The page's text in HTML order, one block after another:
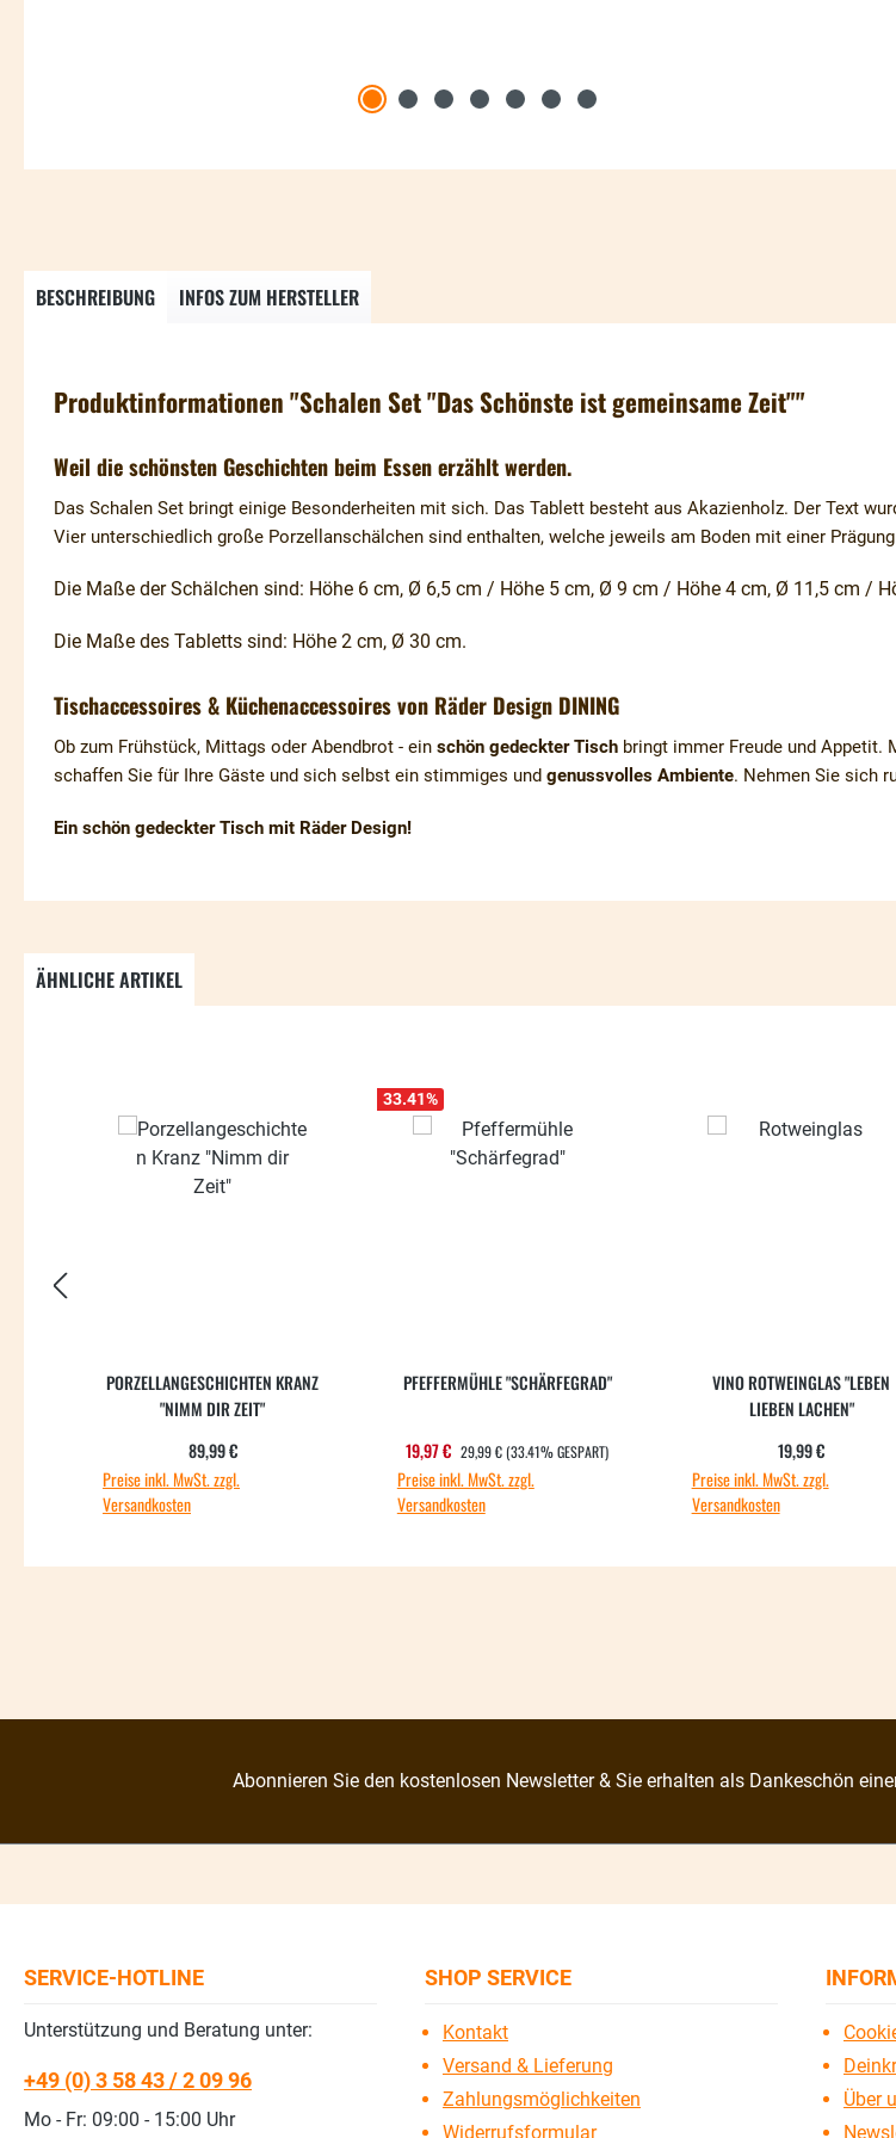
BESCHREIBUNG INFOS ZUM HERSTELLER
Produktinformationen "Schalen Set "Das Schönste ist gemeinsame Zeit""
Weil die schönsten Geschichten beim Essen erzählt werden.
Das Schalen Set bringt einige Besonderheiten mit sich. Das Tablett besteht aus Akazienholz. Der Text
Vier unterschiedlich große Porzellanschälchen sind enthalten, welche jeweils am Boden mit einer
Die Maße der Schälchen sind: Höhe 6 cm, Ø 6,5 cm / Höhe 5 cm, Ø 9 cm / Höhe 4 cm, Ø 11,5 cm /
Die Maße des Tabletts sind: Höhe 2 cm, Ø 30 cm.
Tischaccessoires & Küchenaccessoires von Räder Design DINING
Ob zum Frühstück, Mittags oder Abendbrot - ein schön gedeckter Tisch bringt immer Freude und Appetit.
schaffen Sie für Ihre Gäste und sich selbst ein stimmiges und genussvolles Ambiente. Nehmen Sie sich
Ein schön gedeckter Tisch mit Räder Design!
ÄHNLICHE ARTIKEL
PORZELLANGESCHICHTEN KRANZ
"NIMM DIR ZEIT"
Regulärer Preis:
89,99 €
Preise inkl. MwSt. zzgl.
Versandkosten
33.41%
PFEFFERMÜHLE "SCHÄRFEGRAD"
Verkaufspreis:
19,97 € REGULÄRER PREIS:
29,99 €(33.41% GESPART)
Preise inkl. MwSt. zzgl.
Versandkosten
VINO ROTWEINGLAS "LEBEN
LIEBEN LACHEN"
Regulärer
19,99 €
Preise inkl. MwSt. zzgl.
Versandkosten
Abonnieren Sie den kostenlosen Newsletter & Sie erhalten als Dankeschön
SERVICE-HOTLINE
Unterstützung und Beratung unter:
+49 (0) 3 58 43 / 2 09 96
Mo - Fr: 09:00 - 15:00 Uhr
SHOP SERVICE
Kontakt
Versand & Lieferung
Zahlungsmöglichkeiten
Widerrufsformular
Über